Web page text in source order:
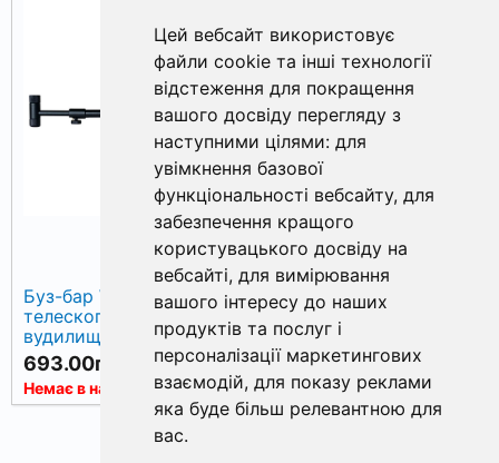
Цей вебсайт використовує
файли cookie та інші технології
відстеження для покращення
вашого досвіду перегляду з
наступними цілями: для
увімкнення базової
функціональності вебсайту, для
забезпечення кращого
користувацького досвіду на
вебсайті, для вимірювання
вашого інтересу до наших
продуктів та послуг і
персоналізації маркетингових
взаємодій, для показу реклами
яка буде більш релевантною для
вас.
Буз-бар World4Carp
телескопічний на 2
вудилища, 26-37 см, з
контргайками, чорний
693.00грн.
Немає в наявності
Буз-бар World4Carp на
3 вудилища, 37 см, з
регулювальними
контргайками, чорний
616.00грн.
Немає в наявності